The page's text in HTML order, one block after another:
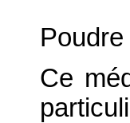
Poudre
Ce